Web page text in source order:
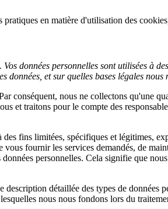
en matière d'utilisation des
données personnelles sont utilisées à
et sur quelles bases légales
conséquent, nous ne collectons qu'une
et traitons pour le compte des
fins limitées, spécifiques et légitimes,
fournir les services demandés, de
personnelles. Cela signifie que
description détaillée des types de données
nous nous fondons lors du